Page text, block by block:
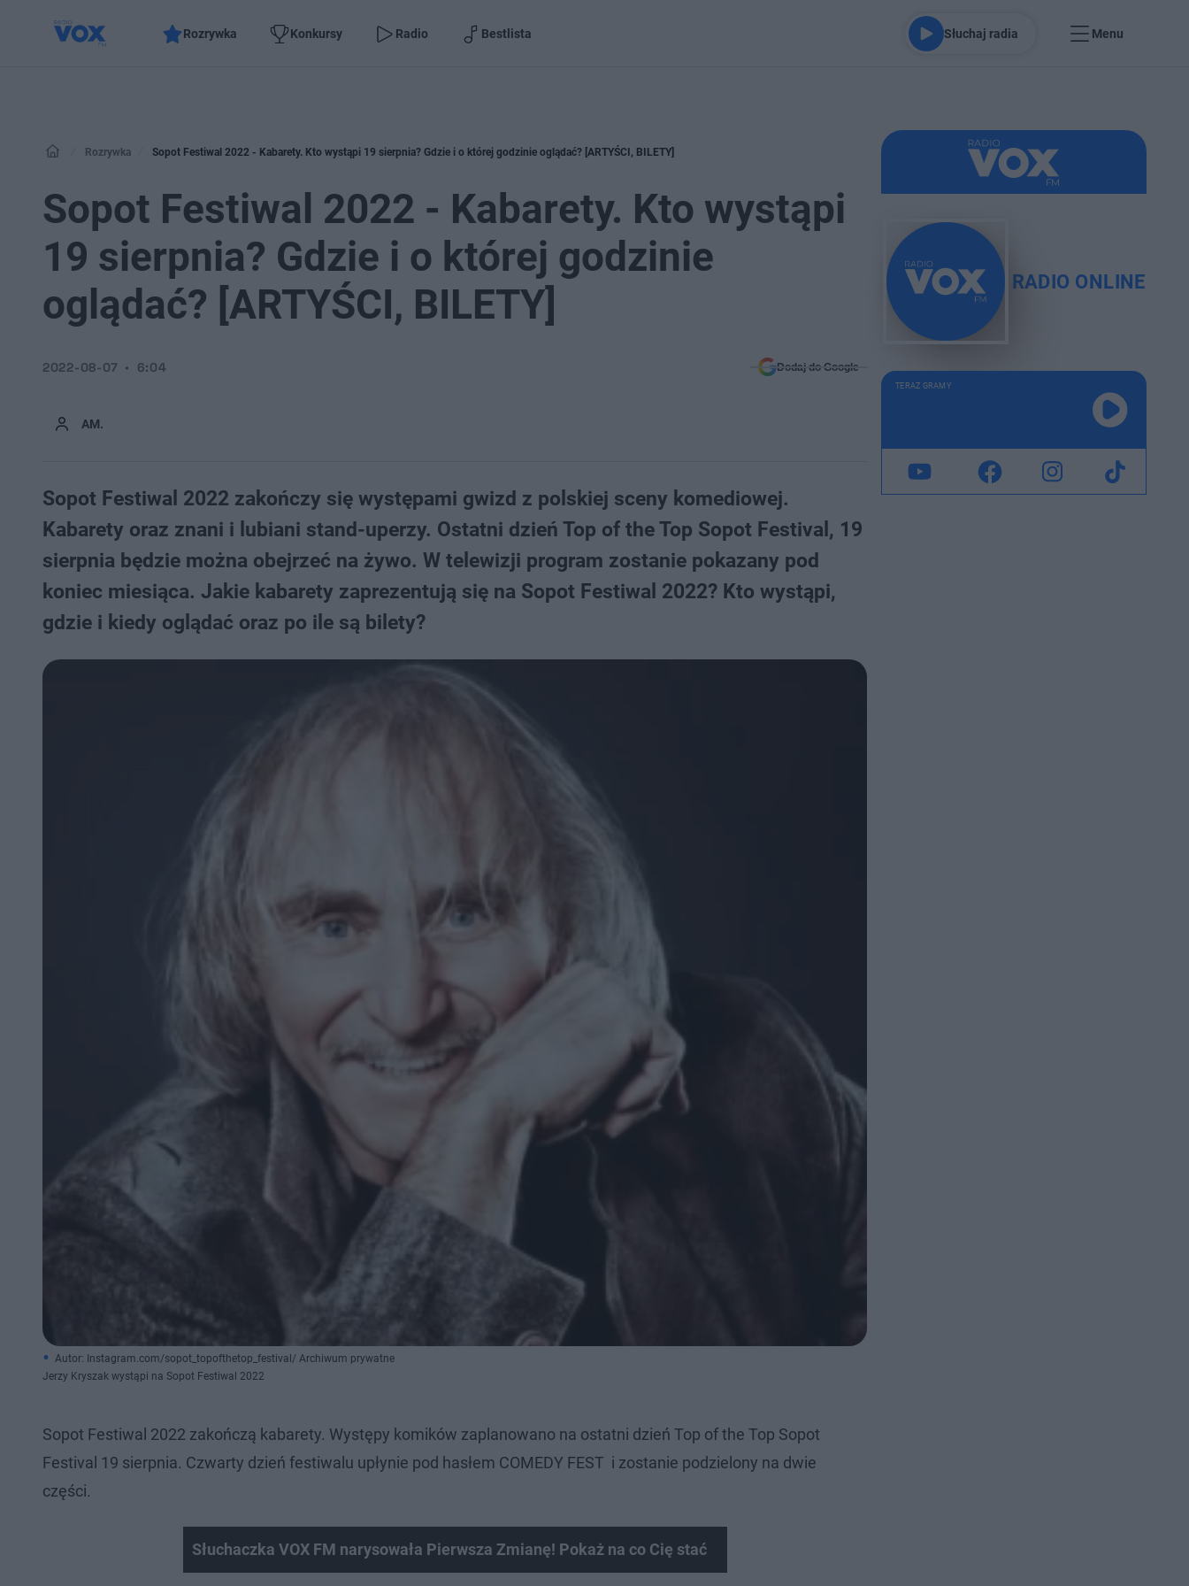
Rozrywka Konkursy Radio Bestlista Słuchaj radia Menu
Rozrywka Sopot Festiwal 2022 - Kabarety. Kto wystąpi 19 sierpnia? Gdzie i o której godzinie oglądać? [ARTYŚCI, BILETY]
Sopot Festiwal 2022 - Kabarety. Kto wystąpi
19 sierpnia? Gdzie i o której godzinie
oglądać? [ARTYŚCI, BILETY]
AM.
2022-08-07 6:04 Dodaj do Google
Sopot Festiwal 2022 zakończy się występami gwizd z polskiej sceny komediowej.
Kabarety oraz znani i lubiani stand-uperzy. Ostatni dzień Top of the Top Sopot Festival, 19
sierpnia będzie można obejrzeć na żywo. W telewizji program zostanie pokazany pod
koniec miesiąca. Jakie kabarety zaprezentują się na Sopot Festiwal 2022? Kto wystąpi,
gdzie i kiedy oglądać oraz po ile są bilety?
Autor: Instagram.com/sopot_topofthetop_festival/ Archiwum prywatne
Jerzy Kryszak wystąpi na Sopot Festiwal 2022
Sopot Festiwal 2022 zakończą kabarety. Występy komików zaplanowano na ostatni dzień Top of the Top Sopot
Festival 19 sierpnia. Czwarty dzień festiwalu upłynie pod hasłem COMEDY FEST i zostanie podzielony na dwie
części.
Słuchaczka VOX FM narysowała Pierwsza Zmianę! Pokaż na co Cię stać
RADIO ONLINE
TERAZ GRAMY